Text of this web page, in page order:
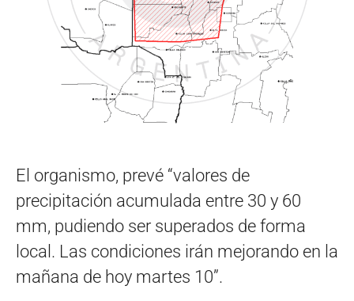
El organismo, prevé “valores de
precipitación acumulada entre 30 y 60
mm, pudiendo ser superados de forma
local. Las condiciones irán mejorando en la
mañana de hoy martes 10”.